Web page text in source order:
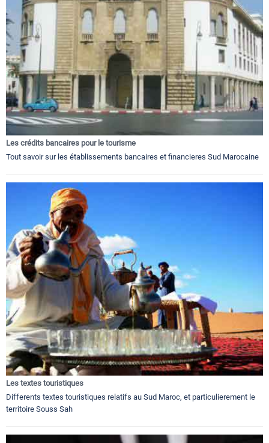
Les crédits bancaires pour le tourisme
Tout savoir sur les établissements bancaires et financieres Sud Marocaine
Les textes touristiques
Differents textes touristiques relatifs au Sud Maroc, et particulierement le
territoire Souss Sah